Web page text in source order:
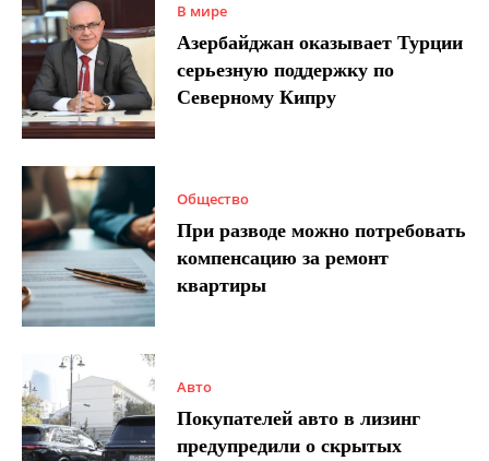
В мире
Азербайджан оказывает Турции
серьезную поддержку по
Северному Кипру
Общество
При разводе можно потребовать
компенсацию за ремонт
квартиры
Авто
Покупателей авто в лизинг
предупредили о скрытых